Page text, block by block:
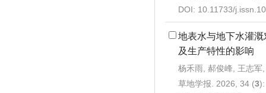
DOI: 10.11733/
地表水与地下水灌
及生产特性的影响
杨禾雨, 郝俊峰, 王志军
草地学报. 2026, 34 (3